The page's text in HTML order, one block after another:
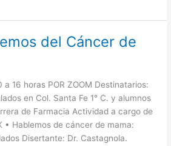
del Cáncer de
16 horas POR ZOOM Destinatarios:
en Col. Santa Fe 1° C. y alumnos
de Farmacia Actividad a cargo de
• Hablemos de cáncer de mama:
Disertante: Dr. Castagnola.